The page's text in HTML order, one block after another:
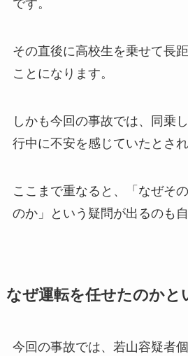
です。
その直後に高校生を乗せて長
ことになります。
しかも今回の事故では、同乗
行中に不安を感じていたとされ
ここまで重なると、「なぜそ
のか」という疑問が出るのも自
なぜ運転を任せたのかと
今回の事故では、若山容疑者